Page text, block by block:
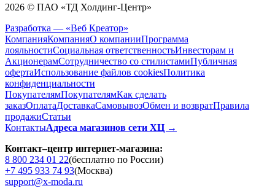
2026 © ПАО «ТД Холдинг-Центр»
Разработка — «Веб Креатор»
КомпанияКомпанияО компанииПрограмма
лояльностиСоциальная ответственностьИнвесторам и
АкционерамСотрудничество со стилистамиПубличная
офертаИспользование файлов cookiesПолитика
конфиденциальности
ПокупателямПокупателямКак сделать
заказОплатаДоставкаCамовывозОбмен и возвратПравила
продажиСтатьи
КонтактыАдреса магазинов сети ХЦ →
Контакт–центр интернет-магазина:
8 800 234 01 22(бесплатно по России)
+7 495 933 74 93(Москва)
support@x-moda.ru